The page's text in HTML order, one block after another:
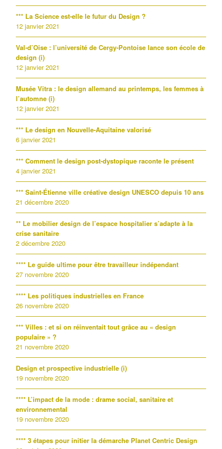
*** La Science est-elle le futur du Design ?
12 janvier 2021
Val-d’Oise : l’université de Cergy-Pontoise lance son école de
design (i)
12 janvier 2021
Musée Vitra : le design allemand au printemps, les femmes à
l’automne (i)
12 janvier 2021
*** Le design en Nouvelle-Aquitaine valorisé
6 janvier 2021
*** Comment le design post-dystopique raconte le présent
4 janvier 2021
*** Saint-Étienne ville créative design UNESCO depuis 10 ans
21 décembre 2020
** Le mobilier design de l’espace hospitalier s’adapte à la
crise sanitaire
2 décembre 2020
**** Le guide ultime pour être travailleur indépendant
27 novembre 2020
**** Les politiques industrielles en France
26 novembre 2020
*** Villes : et si on réinventait tout grâce au « design
populaire » ?
21 novembre 2020
Design et prospective industrielle (i)
19 novembre 2020
**** L’impact de la mode : drame social, sanitaire et
environnemental
19 novembre 2020
**** 3 étapes pour initier la démarche Planet Centric Design